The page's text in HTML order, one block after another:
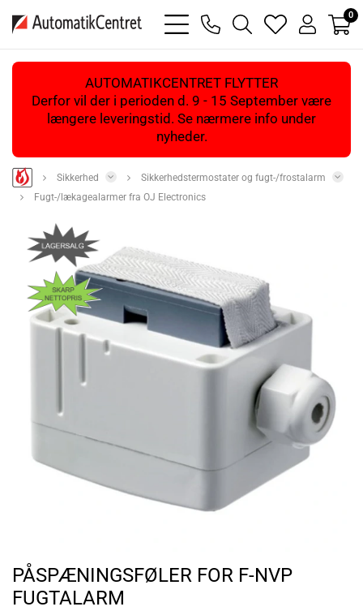
bars
light
phone
magnifying
glass
heart
light
user
light
0
AUTOMATIKCENTRET FLYTTER
Derfor vil der i perioden d. 9 - 15 September være
længere leveringstid. Se nærmere info under
nyheder.
Sikkerhed
Sikkerhedstermostater og fugt-/frostalarm
Fugt-/lækagealarmer fra OJ Electronics
PÅSPÆNINGSFØLER FOR F-NVP
FUGTALARM